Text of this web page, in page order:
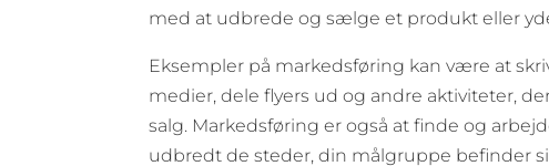
med at udbrede og sælge et produkt eller
Eksempler på markedsføring kan være at
medier, dele flyers ud og andre aktiviteter,
salg. Markedsføring er også at finde og
udbredt de steder, din målgruppe befinder